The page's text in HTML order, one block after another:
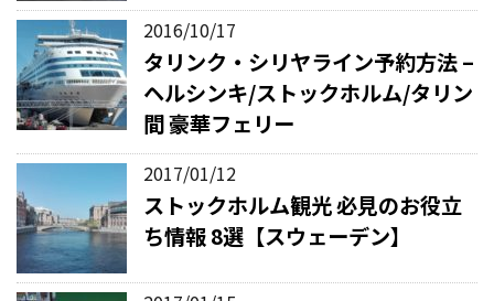
2016/10/17
タリンク・シリヤライン予約方法 –
ヘルシンキ/ストックホルム/タリン
間 豪華フェリー
2017/01/12
ストックホルム観光 必見のお役立
ち情報 8選【スウェーデン】